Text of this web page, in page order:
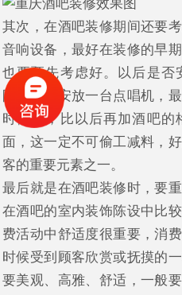
其次，在酒吧装修期间还要
音响设备，最好在装修的早
也要预先考虑好。以后是否
队，还是安放一台点唱机，
时做好，比以后再加酒吧的
面，这一定不可偷工减料，
客的重要元素之一。
最后就是在酒吧装修时，要
在酒吧的室内装饰陈设中比
费活动中舒适度很重要，消
时候受到顾客欣赏或抚摸的
要美观、高雅、舒适，一般